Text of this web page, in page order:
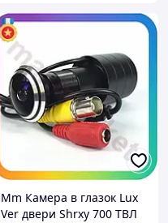
Mm Камера в глазок Lux
Ver двери Shrxy 700 ТВЛ